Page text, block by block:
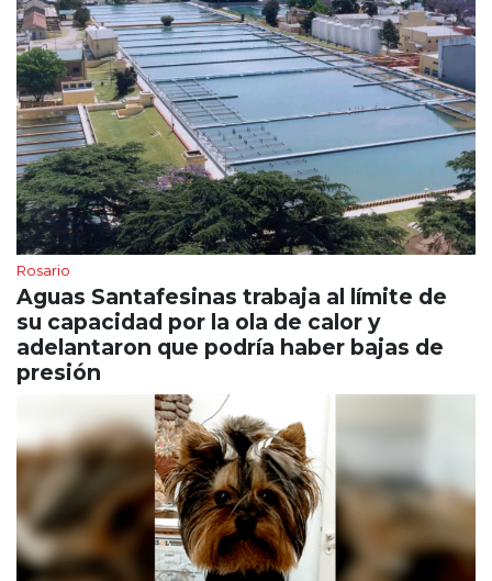
Rosario
Aguas Santafesinas trabaja al límite de
su capacidad por la ola de calor y
adelantaron que podría haber bajas de
presión